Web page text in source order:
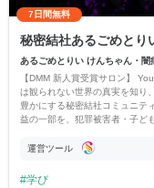
7日間無料
秘密結社あるごめとり
あるごめとりい けんちゃん・闇
【DMM 新人賞受賞サロン】
は観られない世界の真実を知り
豊かにする秘密結社コミュニテ
益の一部を、犯罪被害者・子ど
す運営ツール
学び